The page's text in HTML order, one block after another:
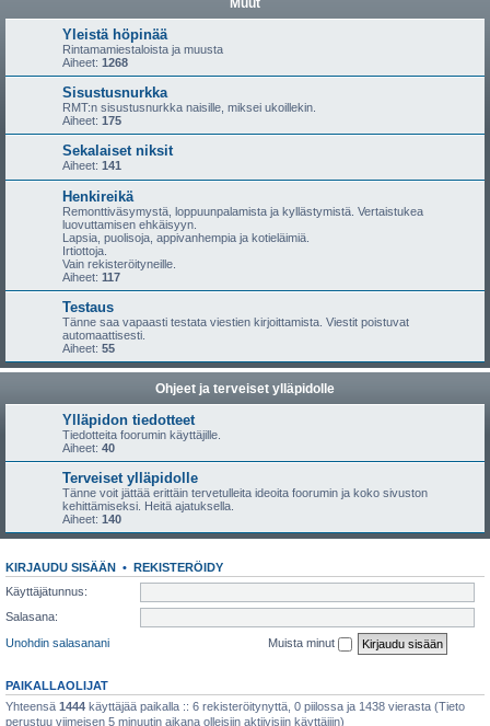
Muut
Yleistä höpinää
Rintamamiestaloista ja muusta
Aiheet: 1268
Sisustusnurkka
RMT:n sisustusnurkka naisille, miksei ukoillekin.
Aiheet: 175
Sekalaiset niksit
Aiheet: 141
Henkireikä
Remonttiväsymystä, loppuunpalamista ja kyllästymistä. Vertaistukea
luovuttamisen ehkäisyyn.
Lapsia, puolisoja, appivanhempia ja kotieläimiä.
Irtiottoja.
Vain rekisteröityneille.
Aiheet: 117
Testaus
Tänne saa vapaasti testata viestien kirjoittamista. Viestit poistuvat
automaattisesti.
Aiheet: 55
Ohjeet ja terveiset ylläpidolle
Ylläpidon tiedotteet
Tiedotteita foorumin käyttäjille.
Aiheet: 40
Terveiset ylläpidolle
Tänne voit jättää erittäin tervetulleita ideoita foorumin ja koko sivuston
kehittämiseksi. Heitä ajatuksella.
Aiheet: 140
KIRJAUDU SISÄÄN • REKISTERÖIDY
Käyttäjätunnus:
Salasana:
Unohdin salasanani
Muista minut
PAIKALLAOLIJAT
Yhteensä 1444 käyttäjää paikalla :: 6 rekisteröitynyttä, 0 piilossa ja 1438 vierasta (Tieto
perustuu viimeisen 5 minuutin aikana olleisiin aktiivisiin käyttäjiin)